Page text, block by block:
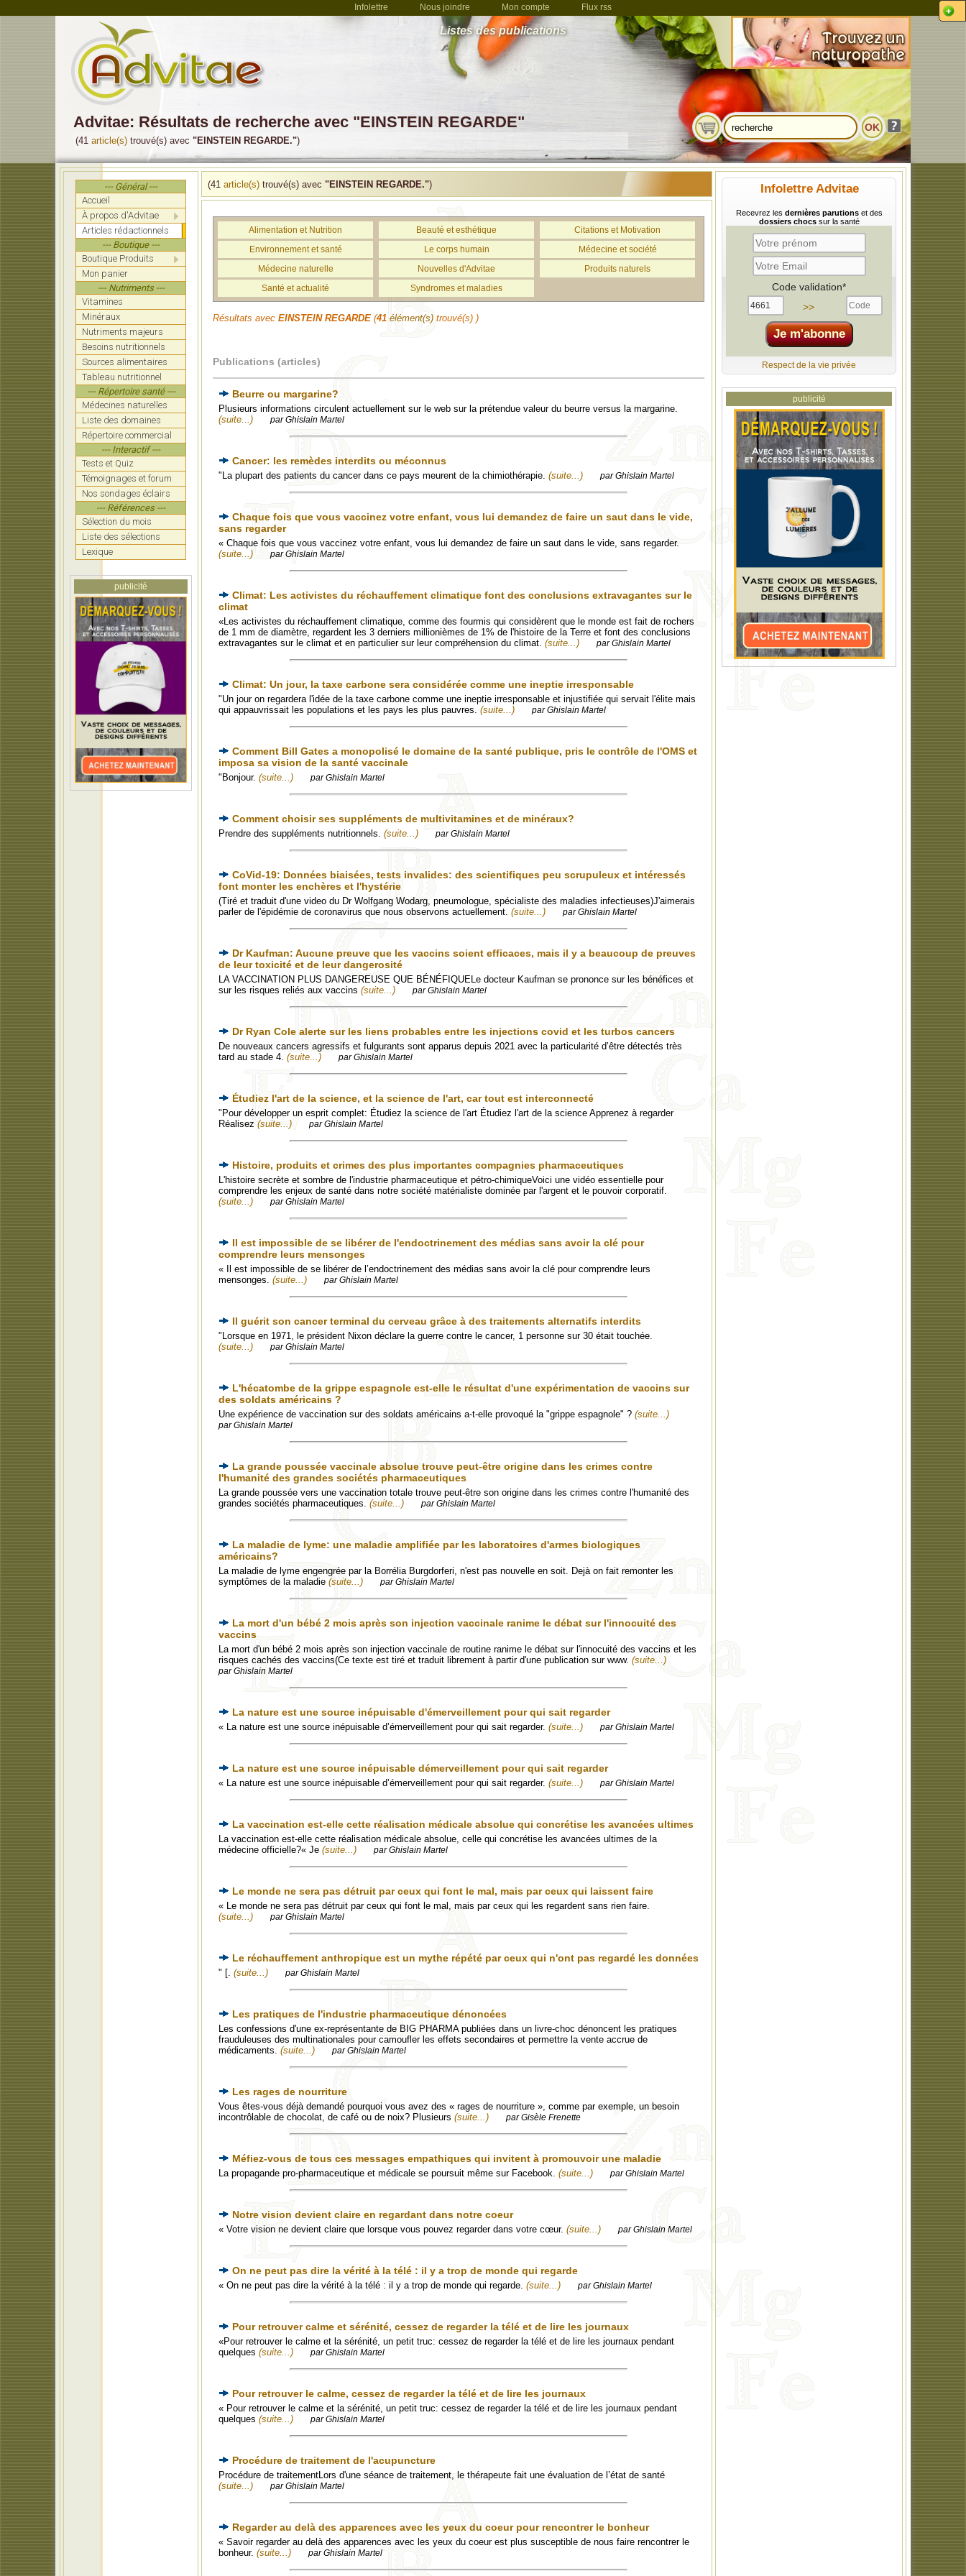
Infolettre Nous joindre Mon compte Flux rss
Listes des publications
Advitae: Résultats de recherche avec "EINSTEIN REGARDE"
(41 article(s) trouvé(s) avec "EINSTEIN REGARDE.")
--- Général ---
Accueil
À propos d'Advitae
Articles rédactionnels
--- Boutique ---
Boutique Produits
Mon panier
--- Nutriments ---
Vitamines
Minéraux
Nutriments majeurs
Besoins nutritionnels
Sources alimentaires
Tableau nutritionnel
--- Répertoire santé ---
Médecines naturelles
Liste des domaines
Répertoire commercial
--- Interactif ---
Tests et Quiz
Témoignages et forum
Nos sondages éclairs
--- Références ---
Sélection du mois
Liste des sélections
Lexique
publicité
(41 article(s) trouvé(s) avec "EINSTEIN REGARDE.") Infolettre Advitae
Recevrez les dernières parutionset des
dossiers chocssur la santé
Code validation*
>>
Respect de la vie privée
publicité
Alimentation et Nutrition Beauté et esthétique
Citations et Motivation
Environnement et santé
Le corps humain
Médecine et société
Médecine naturelle
Nouvelles d'Advitae
Produits naturels
Santé et actualité
Syndromes et maladies
Résultats avec EINSTEIN REGARDE (41 élément(s) trouvé(s) )
Publications (articles)
Beurre ou margarine?
Plusieurs informations circulent actuellement sur le web sur la prétendue valeur du beurre versus la margarine.
(suite...)
par Ghislain Martel
Cancer: les remèdes interdits ou méconnus
"La plupart des patients du cancer dans ce pays meurent de la chimiothérapie. (suite...) par Ghislain Martel
Chaque fois que vous vaccinez votre enfant, vous lui demandez de faire un saut dans le vide,
sans regarder
« Chaque fois que vous vaccinez votre enfant, vous lui demandez de faire un saut dans le vide, sans regarder.
(suite...)
par Ghislain Martel
Climat: Les activistes du réchauffement climatique font des conclusions extravagantes sur le
climat
«Les activistes du réchauffement climatique, comme des fourmis qui considèrent que le monde est fait de rochers
de 1 mm de diamètre, regardent les 3 derniers millionièmes de 1% de l'histoire de la Terre et font des conclusions
extravagantes sur le climat et en particulier sur leur compréhension du climat. (suite...) par Ghislain Martel
Climat: Un jour, la taxe carbone sera considérée comme une ineptie irresponsable
"Un jour on regardera l'idée de la taxe carbone comme une ineptie irresponsable et injustifiée qui servait l'élite mais
qui appauvrissait les populations et les pays les plus pauvres. (suite...) par Ghislain Martel
Comment Bill Gates a monopolisé le domaine de la santé publique, pris le contrôle de l'OMS et
imposa sa vision de la santé vaccinale
"Bonjour. (suite...) par Ghislain Martel
Comment choisir ses suppléments de multivitamines et de minéraux?
Prendre des suppléments nutritionnels. (suite...) par Ghislain Martel
CoVid-19: Données biaisées, tests invalides: des scientifiques peu scrupuleux et intéressés
font monter les enchères et l'hystérie
(Tiré et traduit d'une video du Dr Wolfgang Wodarg, pneumologue, spécialiste des maladies infectieuses)J'aimerais
parler de l'épidémie de coronavirus que nous observons actuellement. (suite...) par Ghislain Martel
Dr Kaufman: Aucune preuve que les vaccins soient efficaces, mais il y a beaucoup de preuves
de leur toxicité et de leur dangerosité
LA VACCINATION PLUS DANGEREUSE QUE BÉNÉFIQUELe docteur Kaufman se prononce sur les bénéfices et
sur les risques reliés aux vaccins (suite...) par Ghislain Martel
Dr Ryan Cole alerte sur les liens probables entre les injections covid et les turbos cancers
De nouveaux cancers agressifs et fulgurants sont apparus depuis 2021 avec la particularité d’être détectés très
tard au stade 4. (suite...) par Ghislain Martel
Étudiez l'art de la science, et la science de l'art, car tout est interconnecté
"Pour développer un esprit complet: Étudiez la science de l'art Étudiez l'art de la science Apprenez à regarder
Réalisez (suite...) par Ghislain Martel
Histoire, produits et crimes des plus importantes compagnies pharmaceutiques
L'histoire secrète et sombre de l'industrie pharmaceutique et pétro-chimiqueVoici une vidéo essentielle pour
comprendre les enjeux de santé dans notre société matérialiste dominée par l'argent et le pouvoir corporatif.
(suite...)
par Ghislain Martel
Il est impossible de se libérer de l'endoctrinement des médias sans avoir la clé pour
comprendre leurs mensonges
« Il est impossible de se libérer de l’endoctrinement des médias sans avoir la clé pour comprendre leurs
mensonges. (suite...) par Ghislain Martel
Il guérit son cancer terminal du cerveau grâce à des traitements alternatifs interdits
"Lorsque en 1971, le président Nixon déclare la guerre contre le cancer, 1 personne sur 30 était touchée.
(suite...)
par Ghislain Martel
L'hécatombe de la grippe espagnole est-elle le résultat d'une expérimentation de vaccins sur
des soldats américains ?
Une expérience de vaccination sur des soldats américains a-t-elle provoqué la "grippe espagnole" ? (suite...)
par Ghislain Martel
La grande poussée vaccinale absolue trouve peut-être origine dans les crimes contre
l'humanité des grandes sociétés pharmaceutiques
La grande poussée vers une vaccination totale trouve peut-être son origine dans les crimes contre l'humanité des
grandes sociétés pharmaceutiques. (suite...) par Ghislain Martel
La maladie de lyme: une maladie amplifiée par les laboratoires d'armes biologiques
américains?
La maladie de lyme engengrée par la Borrélia Burgdorferi, n'est pas nouvelle en soit. Dejà on fait remonter les
symptômes de la maladie (suite...) par Ghislain Martel
La mort d'un bébé 2 mois après son injection vaccinale ranime le débat sur l'innocuité des
vaccins
La mort d'un bébé 2 mois après son injection vaccinale de routine ranime le débat sur l'innocuité des vaccins et les
risques cachés des vaccins(Ce texte est tiré et traduit librement à partir d'une publication sur www. (suite...)
par Ghislain Martel
La nature est une source inépuisable d'émerveillement pour qui sait regarder
« La nature est une source inépuisable d’émerveillement pour qui sait regarder. (suite...) par Ghislain Martel
La nature est une source inépuisable démerveillement pour qui sait regarder
« La nature est une source inépuisable d’émerveillement pour qui sait regarder. (suite...) par Ghislain Martel
La vaccination est-elle cette réalisation médicale absolue qui concrétise les avancées ultimes
La vaccination est-elle cette réalisation médicale absolue, celle qui concrétise les avancées ultimes de la
médecine officielle?« Je (suite...) par Ghislain Martel
Le monde ne sera pas détruit par ceux qui font le mal, mais par ceux qui laissent faire
« Le monde ne sera pas détruit par ceux qui font le mal, mais par ceux qui les regardent sans rien faire.
(suite...)
par Ghislain Martel
Le réchauffement anthropique est un mythe répété par ceux qui n'ont pas regardé les données
" [. (suite...) par Ghislain Martel
Les pratiques de l'industrie pharmaceutique dénoncées
Les confessions d'une ex-représentante de BIG PHARMA publiées dans un livre-choc dénoncent les pratiques
frauduleuses des multinationales pour camoufler les effets secondaires et permettre la vente accrue de
médicaments. (suite...) par Ghislain Martel
Les rages de nourriture
Vous êtes-vous déjà demandé pourquoi vous avez des « rages de nourriture », comme par exemple, un besoin
incontrôlable de chocolat, de café ou de noix? Plusieurs (suite...) par Gisèle Frenette
Méfiez-vous de tous ces messages empathiques qui invitent à promouvoir une maladie
La propagande pro-pharmaceutique et médicale se poursuit même sur Facebook. (suite...) par Ghislain Martel
Notre vision devient claire en regardant dans notre coeur
« Votre vision ne devient claire que lorsque vous pouvez regarder dans votre cœur. (suite...) par Ghislain Martel
On ne peut pas dire la vérité à la télé : il y a trop de monde qui regarde
« On ne peut pas dire la vérité à la télé : il y a trop de monde qui regarde. (suite...) par Ghislain Martel
Pour retrouver calme et sérénité, cessez de regarder la télé et de lire les journaux
«Pour retrouver le calme et la sérénité, un petit truc: cessez de regarder la télé et de lire les journaux pendant
quelques (suite...) par Ghislain Martel
Pour retrouver le calme, cessez de regarder la télé et de lire les journaux
« Pour retrouver le calme et la sérénité, un petit truc: cessez de regarder la télé et de lire les journaux pendant
quelques (suite...) par Ghislain Martel
Procédure de traitement de l'acupuncture
Procédure de traitementLors d'une séance de traitement, le thérapeute fait une évaluation de l’état de santé
(suite...)
par Ghislain Martel
Regarder au delà des apparences avec les yeux du coeur pour rencontrer le bonheur
« Savoir regarder au delà des apparences avec les yeux du coeur est plus susceptible de nous faire rencontrer le
bonheur. (suite...) par Ghislain Martel